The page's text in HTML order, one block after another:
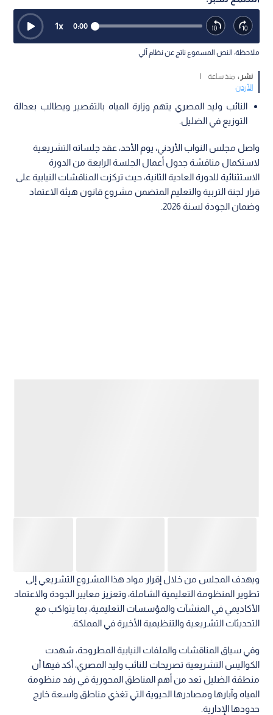
0:00
1x
ملاحظة: النص المسموع ناتج عن نظام آلي
نشر : منذ ساعة
|
الأردن
النائب وليد المصري يتهم وزارة المياه بالتقصير ويطالب بعدالة
التوزيع في الضليل.
واصل مجلس النواب الأردني، يوم الأحد، عقد جلساته التشريعية
لاستكمال مناقشة جدول أعمال الجلسة الرابعة من الدورة
الاستثنائية للدورة العادية الثانية، حيث تركزت المناقشات النيابية على
قرار لجنة التربية والتعليم المتضمن مشروع قانون هيئة الاعتماد
وضمان الجودة لسنة 2026.
ويهدف المجلس من خلال إقرار مواد هذا المشروع التشريعي إلى
تطوير المنظومة التعليمية الشاملة، وتعزيز معايير الجودة والاعتماد
الأكاديمي في المنشآت والمؤسسات التعليمية، بما يتواكب مع
التحديثات التشريعية والتنظيمية الأخيرة في المملكة.
وفي سياق المناقشات والملفات النيابية المطروحة، شهدت
الكواليس التشريعية تصريحات للنائب وليد المصري، أكد فيها أن
منطقة الضليل تعد من أهم المناطق المحورية في رفد منظومة
المياه وآبارها ومصادرها الحيوية التي تغذي مناطق واسعة خارج
حدودها الإدارية.